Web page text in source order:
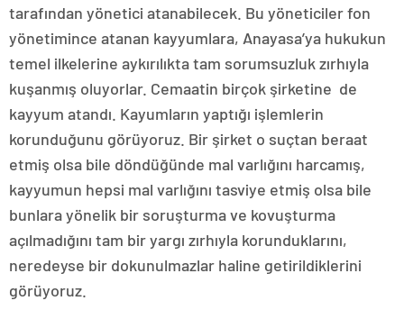
tarafından yönetici atanabilecek. Bu yöneticiler fon
yönetimince atanan kayyumlara, Anayasa’ya hukukun
temel ilkelerine aykırılıkta tam sorumsuzluk zırhıyla
kuşanmış oluyorlar. Cemaatin birçok şirketine de
kayyum atandı. Kayumların yaptığı işlemlerin
korunduğunu görüyoruz. Bir şirket o suçtan beraat
etmiş olsa bile döndüğünde mal varlığını harcamış,
kayyumun hepsi mal varlığını tasviye etmiş olsa bile
bunlara yönelik bir soruşturma ve kovuşturma
açılmadığını tam bir yargı zırhıyla korunduklarını,
neredeyse bir dokunulmazlar haline getirildiklerini
görüyoruz.